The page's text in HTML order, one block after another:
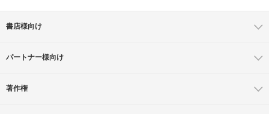
書店様向け
パートナー様向け
著作権